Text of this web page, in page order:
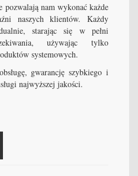
pozwalają nam wykonać każde
naszych klientów. Każdy
starając się w pełni
używając tylko
systemowych.
gwarancję szybkiego i
najwyższej jakości.